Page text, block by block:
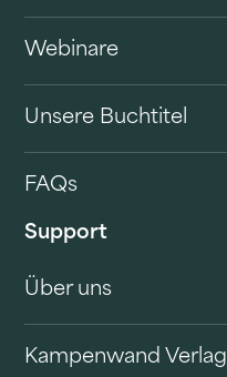
Webinare
Unsere Buchtitel
FAQs
Support
Über uns
Kampenwand Verlag